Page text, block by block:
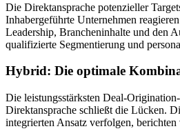
Die Direktansprache potenzieller
Inhabergeführte Unternehmen
Leadership, Brancheninhalte und den
qualifizierte Segmentierung und
Hybrid: Die optimale
Die leistungsstärksten Deal-
Direktansprache schließt die Lücken.
integrierten Ansatz verfolgen,